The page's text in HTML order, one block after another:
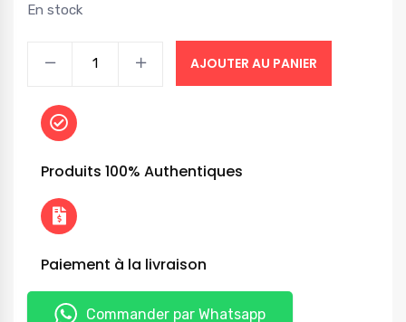
En stock
AJOUTER AU PANIER
Produits 100% Authentiques
Paiement à la livraison
Commander par Whatsapp